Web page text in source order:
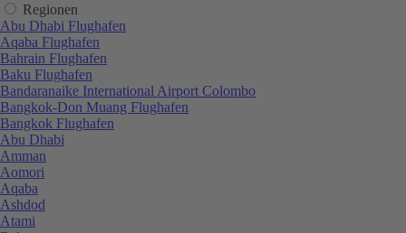
Regionen
Abu Dhabi Flughafen
Aqaba Flughafen
Bahrain Flughafen
Baku Flughafen
Bandaranaike International Airport Colombo
Bangkok-Don Muang Flughafen
Bangkok Flughafen
Abu Dhabi
Amman
Aomori
Aqaba
Ashdod
Atami